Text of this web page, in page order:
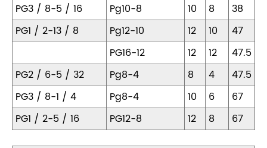
PG3 / 8-5 / 16
Pg10-8 10 8
38
PG1 / 2-13 / 8
Pg12-10 12 10
47
PG16-12
12 12
47.5
PG2 / 6-5 / 32
Pg8-4 8 4
47.5
PG3 / 8-1 / 4
Pg8-4 10 6
67
PG1 / 2-5 / 16
PG12-8 12 8 67